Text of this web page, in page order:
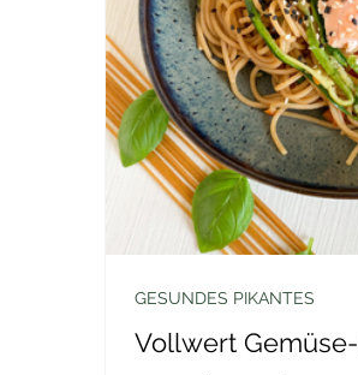
Vollwert
GESUNDES PIKANTES